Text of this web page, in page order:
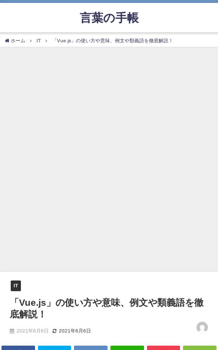
言葉の手帳
ホーム IT 「Vue.js」の使い方や意味、例文や類義語を徹底解説！
IT
「Vue.js」の使い方や意味、例文や類義語を徹
底解説！
2021年6月6日 2021年6月6日